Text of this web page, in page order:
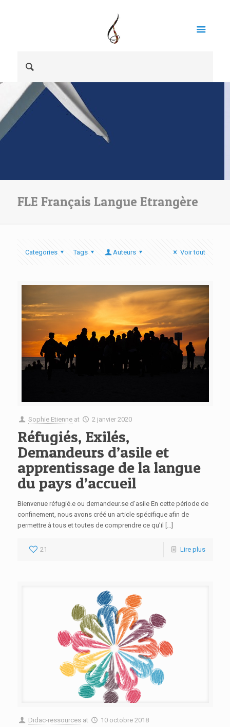
FLE Français Langue Etrangère
Categories Tags Auteurs Voir tout
Sophie Etienne at 2 janvier 2020
Réfugiés, Exilés,
Demandeurs d’asile et
apprentissage de la langue
du pays d’accueil
Bienvenue réfugié.e ou demandeur.se d’asile En cette période de
confinement, nous avons créé un article spécifique afin de
permettre à tous et toutes de comprendre ce qu’il […]
21 Lire plus
Didac-ressources at 10 octobre 2018